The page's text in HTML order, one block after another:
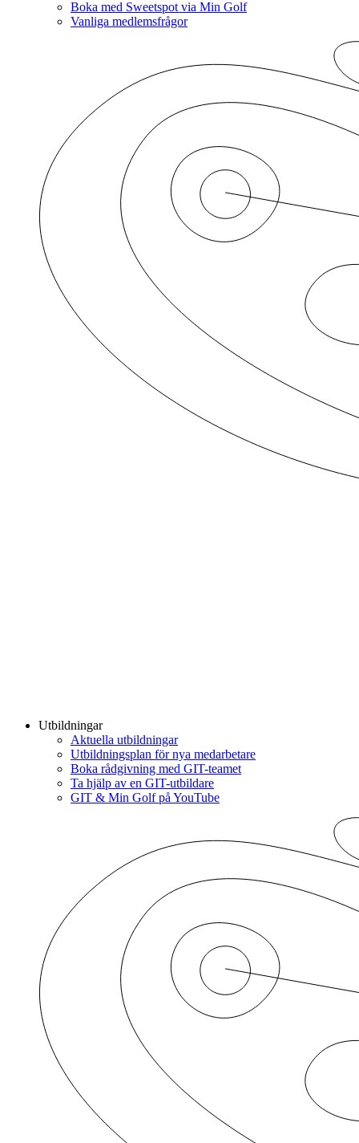
Boka med Sweetspot via Min Golf
Vanliga medlemsfrågor
Utbildningar
Aktuella utbildningar
Utbildningsplan för nya medarbetare
Boka rådgivning med GIT-teamet
Ta hjälp av en GIT-utbildare
GIT & Min Golf på YouTube